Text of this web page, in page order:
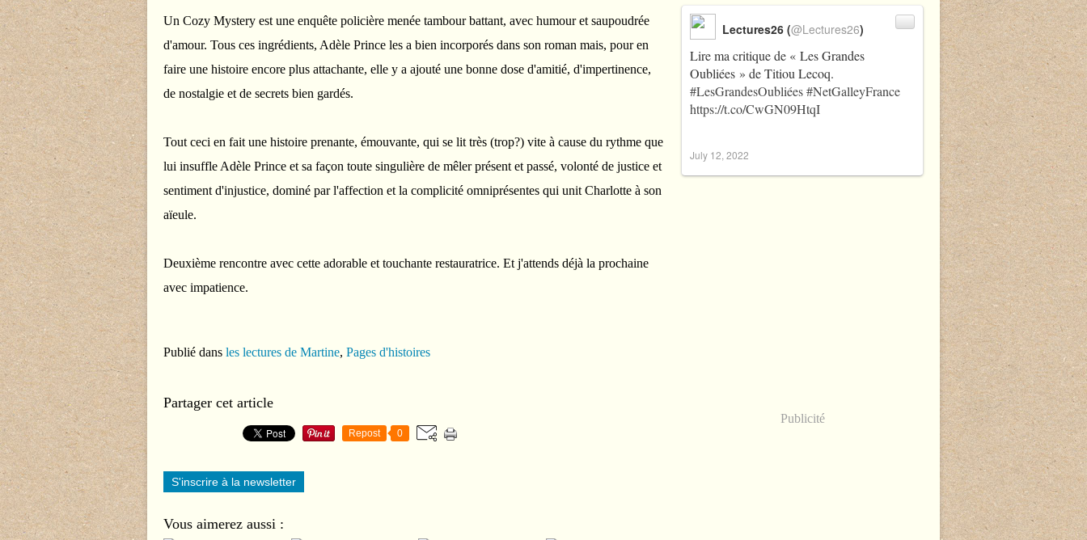
Un Cozy Mystery est une enquête policière menée tambour battant, avec humour et saupoudrée
d'amour. Tous ces ingrédients, Adèle Prince les a bien incorporés dans son roman mais, pour en
faire une histoire encore plus attachante, elle y a ajouté une bonne dose d'amitié, d'impertinence,
de nostalgie et de secrets bien gardés.
Tout ceci en fait une histoire prenante, émouvante, qui se lit très (trop?) vite à cause du rythme que
lui insuffle Adèle Prince et sa façon toute singulière de mêler présent et passé, volonté de justice et
sentiment d'injustice, dominé par l'affection et la complicité omniprésentes qui unit Charlotte à son
aïeule.
Deuxième rencontre avec cette adorable et touchante restauratrice. Et j'attends déjà la prochaine
avec impatience.
Publié dans les lectures de Martine, Pages d'histoires
Partager cet article
Repost 0
S'inscrire à la newsletter
Vous aimerez aussi :
Lire ma critique de « Les Grandes
Oubliées » de Titiou Lecoq.
#LesGrandesOubliées#NetGalleyFrance
https://t.co/CwGN09HtqI
Lectures26 (@Lectures26)
July 12, 2022
Publicité